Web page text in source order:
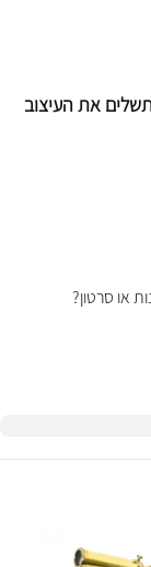
את העיצוב
או סרטון?